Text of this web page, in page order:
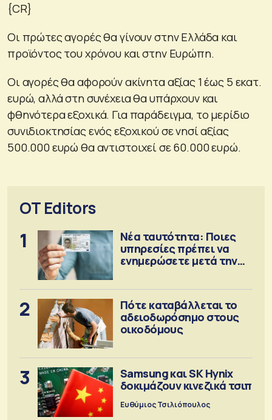
{CR}
Οι πρώτες αγορές θα γίνουν στην Ελλάδα και
προϊόντος του χρόνου και στην Ευρώπη.
Οι αγορές θα αφορούν ακίνητα αξίας 1 έως 5 εκατ.
ευρώ, αλλά στη συνέχεια θα υπάρχουν και
φθηνότερα εξοχικά. Για παράδειγμα, το μερίδιο
συνιδιοκτησίας ενός εξοχικού σε νησί αξίας
500.000 ευρώ θα αντιστοιχεί σε 60.000 ευρώ.
OT Editors
1
Νέα ταυτότητα: Ποιες
υπηρεσίες πρέπει να
ενημερώσετε μετά την
2
Πότε καταβάλλεται το
αδειοδωρόσημο στους
οικοδόμους
3
Samsung και SK Hynix
δοκιμάζουν κινεζικά τσιπ
Ευθύμιος Τσιλιόπουλος